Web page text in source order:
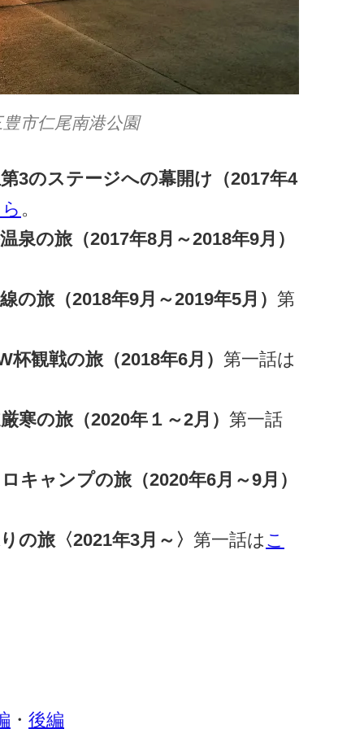
市仁尾南港公園
3のステージへの幕開け（2017年4
。
泉の旅（2017年8月～2018年9月）
の旅（2018年9月～2019年5月） 第
観戦の旅（2018年6月） 第一話は
寒の旅（2020年１～2月） 第一話
キャンプの旅（2020年6月～9月）
の旅〈2021年3月～〉 第一話は こ
・ 後編